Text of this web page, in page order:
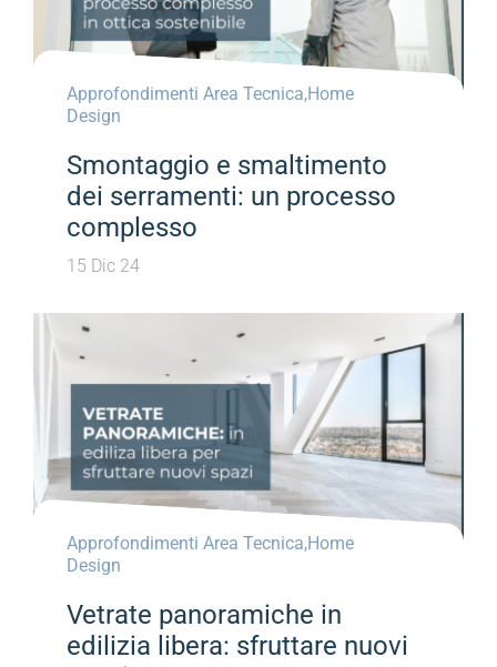
Approfondimenti Area Tecnica,Home
Design
Smontaggio e smaltimento
dei serramenti: un processo
complesso
15 Dic 24
Approfondimenti Area Tecnica,Home
Design
Vetrate panoramiche in
edilizia libera: sfruttare nuovi